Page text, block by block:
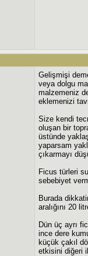
Gelişmişi
veya dolgu
malzemeniz
eklemenizi
Size kendi
oluşan bir
üstünde
yaparsam
çıkarmayı
Ficus türleri
sebebiyet
Burada
aralığını 20
Dün üç ayrı
ince dere
küçük çakıl
etkisini diğeri